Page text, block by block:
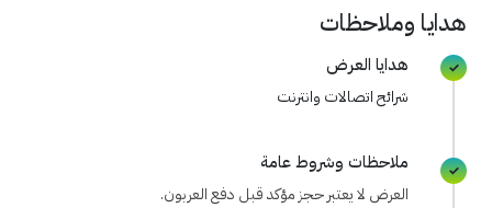
هدايا وملاحظات
هدايا العرض
شرائح اتصالات وانترنت
ملاحظات وشروط عامة
العرض لا يعتبر حجز مؤكد قبل دفع العربون.